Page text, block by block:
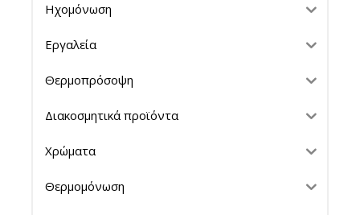
Ηχομόνωση
Εργαλεία
Θερμοπρόσοψη
Διακοσμητικά προϊόντα
Χρώματα
Θερμομόνωση